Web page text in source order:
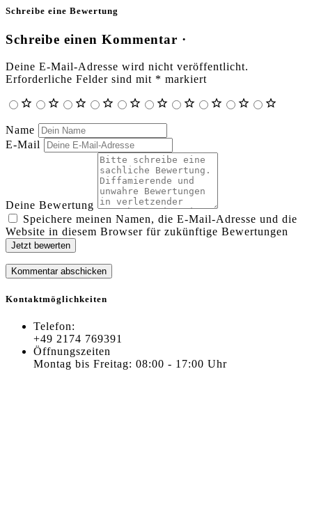
Schreibe eine Bewertung
Schreibe einen Kommentar ·
Deine E-Mail-Adresse wird nicht veröffentlicht.
Erforderliche Felder sind mit * markiert
Name
E-Mail
Deine Bewertung
Speichere meinen Namen, die E-Mail-Adresse und die
Website in diesem Browser für zukünftige Bewertungen
Jetzt bewerten
Kontaktmöglichkeiten
Telefon:
+49 2174 769391
Öffnungszeiten
Montag bis Freitag: 08:00 - 17:00 Uhr